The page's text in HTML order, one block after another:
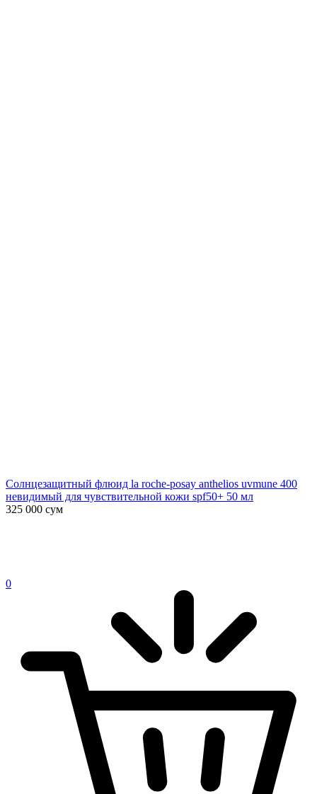
Солнцезащитный флюид la roche-posay anthelios uvmune 400
невидимый для чувствительной кожи spf50+ 50 мл
325 000 сум
0